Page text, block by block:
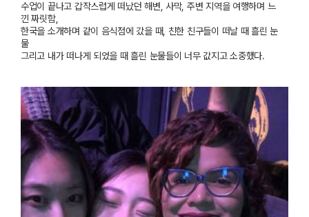
수업이 끝나고 갑작스럽게 떠났던 해변, 사막, 주변 지역을 여행하며 느
낀 짜릿함,
한국을 소개하며 같이 음식점에 갔을 때, 친한 친구들이 떠날 때 흘린 눈
물
그리고 내가 떠나게 되었을 때 흘린 눈물들이 너무 값지고 소중했다.